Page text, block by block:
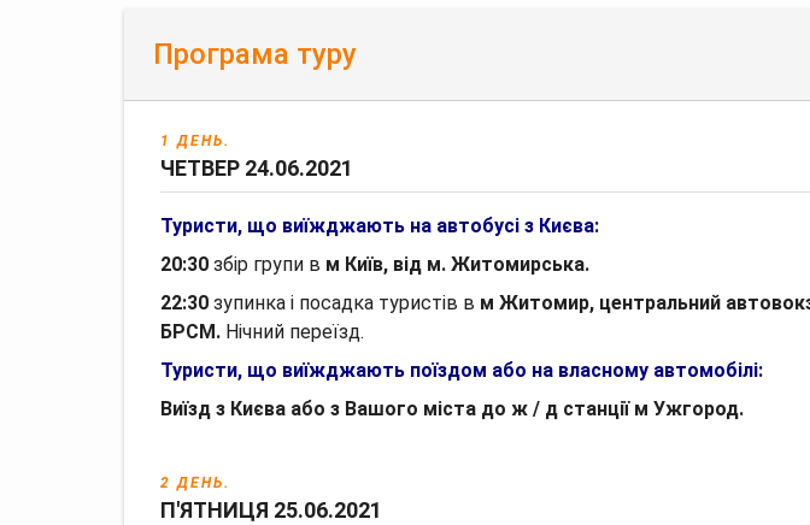
Програма туру
1 ДЕНЬ.
ЧЕТВЕР 24.06.2021
Туристи, що виїжджають на автобусі з Києва:
20:30 збір групи в м Київ, від м. Житомирська.
22:30 зупинка і посадка туристів в м Житомир, центральний
БРСМ. Нічний переїзд.
Туристи, що виїжджають поїздом або на власному автомобілі:
Виїзд з Києва або з Вашого міста до ж / д станції м Ужгород.
2 ДЕНЬ.
П'ЯТНИЦЯ 25.06.2021